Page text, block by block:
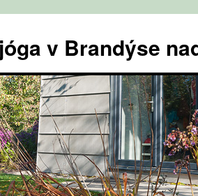
v Brandýse